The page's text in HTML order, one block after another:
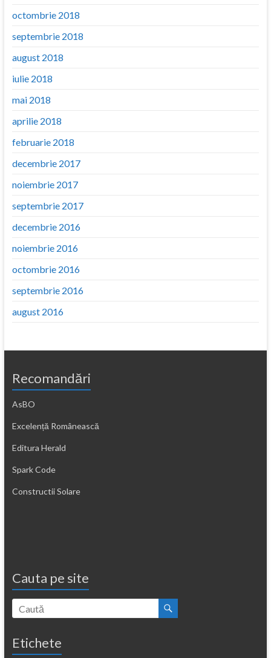
octombrie 2018
septembrie 2018
august 2018
iulie 2018
mai 2018
aprilie 2018
februarie 2018
decembrie 2017
noiembrie 2017
septembrie 2017
decembrie 2016
noiembrie 2016
octombrie 2016
septembrie 2016
august 2016
Recomandări
AsBO
Excelență Românească
Editura Herald
Spark Code
Constructii Solare
Cauta pe site
Etichete